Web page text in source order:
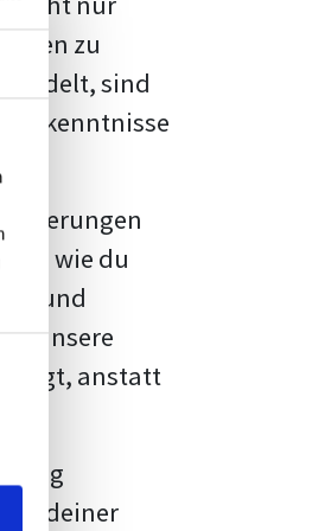
zu
handelt, sind
Erkenntnisse
wie du
und
unsere
zeigt, anstatt
deiner